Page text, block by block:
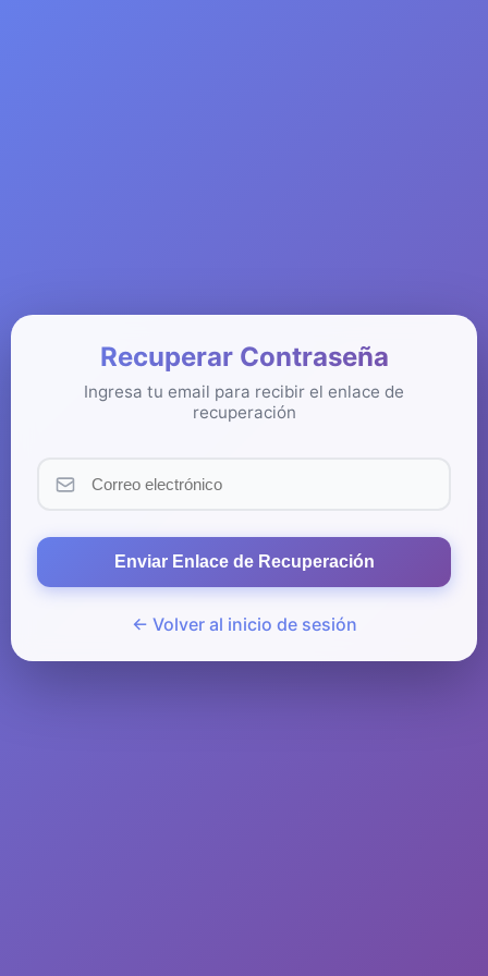
Recuperar Contraseña
Ingresa tu email para recibir el enlace de
recuperación
Enviar Enlace de Recuperación
← Volver al inicio de sesión